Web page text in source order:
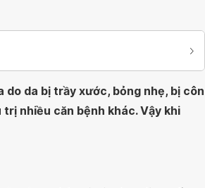
da bị trầy xước, bỏng nhẹ, bị côn
nhiều căn bệnh khác. Vậy khi